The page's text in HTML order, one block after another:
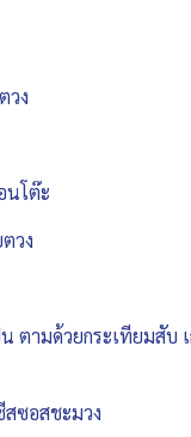
วง
โต๊ะ
วง
น ตามด้วยกระเทียมสั
ซอสชะมวง